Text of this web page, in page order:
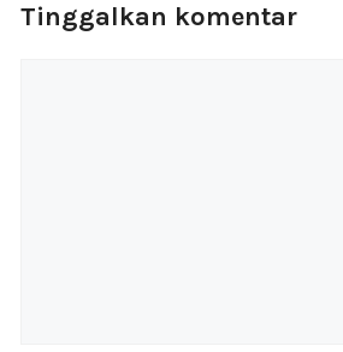
Tinggalkan komentar